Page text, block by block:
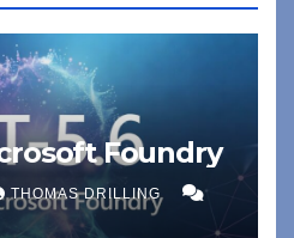
Foundry
THOMAS DRILLING